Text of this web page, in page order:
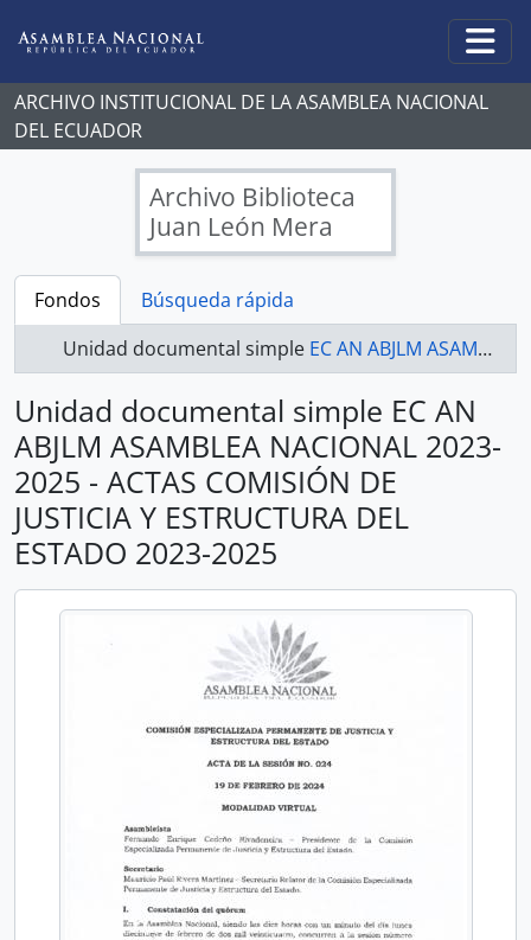
ARCHIVO INSTITUCIONAL DE LA ASAMBLEA NACIONAL
DEL ECUADOR
Archivo Biblioteca
Juan León Mera
Fondos
Búsqueda rápida
Unidad documental simple EC AN ABJLM ASAMBLEA NACIONAL 2023-2025 - ACTAS COMISIÓN DE JUSTICIA Y ESTRUCTURA DEL ESTADO 2023-2025
Unidad documental simple EC AN
ABJLM ASAMBLEA NACIONAL 2023-
2025 - ACTAS COMISIÓN DE
JUSTICIA Y ESTRUCTURA DEL
ESTADO 2023-2025